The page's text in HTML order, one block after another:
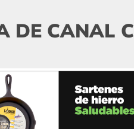
DE CANAL